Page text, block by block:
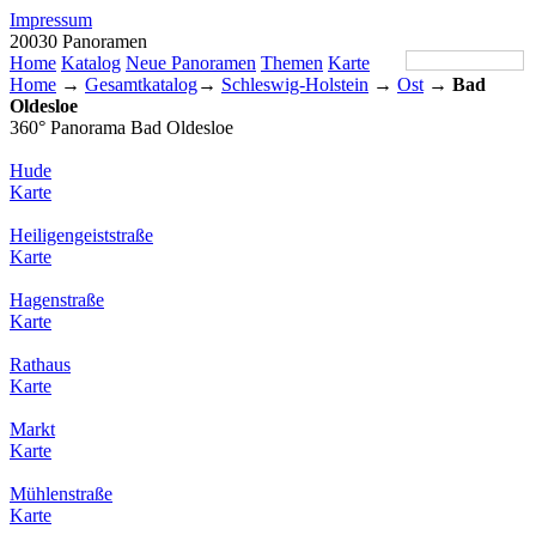
Impressum
20030 Panoramen
Home Katalog Neue Panoramen Themen Karte
Home → Gesamtkatalog→ Schleswig-Holstein → Ost → Bad
Oldesloe
360° Panorama Bad Oldesloe
Hude
Karte
Heiligengeiststraße
Karte
Hagenstraße
Karte
Rathaus
Karte
Markt
Karte
Mühlenstraße
Karte